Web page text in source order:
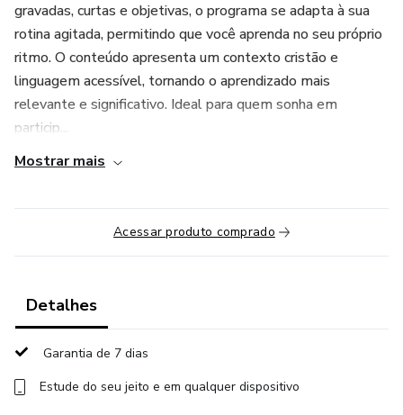
gravadas, curtas e objetivas, o programa se adapta à sua
rotina agitada, permitindo que você aprenda no seu próprio
ritmo. O conteúdo apresenta um contexto cristão e
linguagem acessível, tornando o aprendizado mais
relevante e significativo. Ideal para quem sonha em
particip...
Mostrar mais
Acessar produto comprado
Detalhes
Garantia de 7 dias
Estude do seu jeito e em qualquer dispositivo